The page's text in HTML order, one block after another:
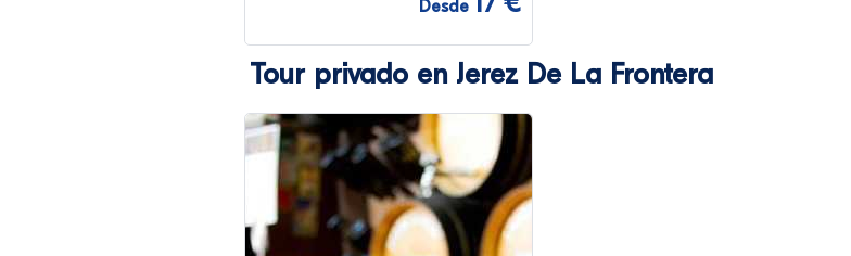
Desde
Tour privado en Jerez De La Frontera